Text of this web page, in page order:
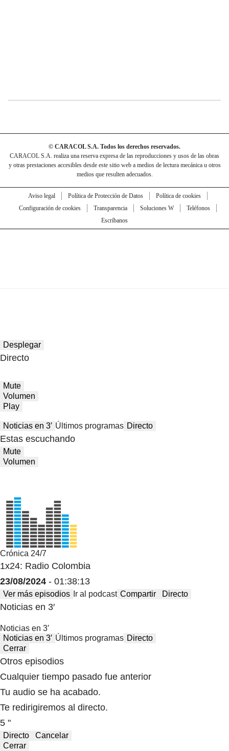
© CARACOL S.A. Todos los derechos reservados.
CARACOL S.A. realiza una reserva expresa de las reproducciones y usos de las obras
y otras prestaciones accesibles desde este sitio web a medios de lectura mecánica u otros
medios que resulten adecuados.
Aviso legal Política de Protección de Datos
Política de cookies
Configuración de cookies
Transparencia Soluciones W
Teléfonos
Escríbanos
Desplegar
Directo
Mute
Volumen
Play
Noticias en 3′ Últimos programas Directo
Estas escuchando
Mute
Volumen
Crónica 24/7
1x24: Radio Colombia
23/08/2024 - 01:38:13
Ver más episodios Ir al podcast Compartir Directo
Noticias en 3′
Noticias en 3′
Noticias en 3′ Últimos programas Directo
Cerrar
Otros episodios
Cualquier tiempo pasado fue anterior
Tu audio se ha acabado.
Te redirigiremos al directo.
5 "
Directo
Cancelar
Cerrar